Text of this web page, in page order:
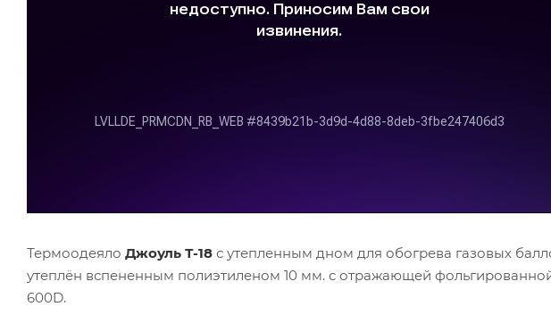
Термоодеяло Джоуль Т-18 с утепленным дном для обогрева газовых
утеплён вспененным полиэтиленом 10 мм. с отражающей
600D.